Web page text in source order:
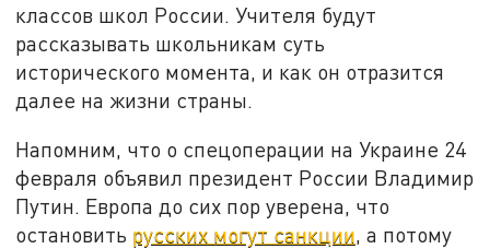
классов школ России. Учителя будут
рассказывать школьникам суть
исторического момента, и как он отразится
далее на жизни страны.
Напомним, что о спецоперации на Украине 24
февраля объявил президент России Владимир
Путин. Европа до сих пор уверена, что
остановить русских могут санкции, а потому